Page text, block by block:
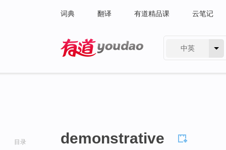
词典 翻译 有道精品课 云笔记
中英
目录 demonstrative